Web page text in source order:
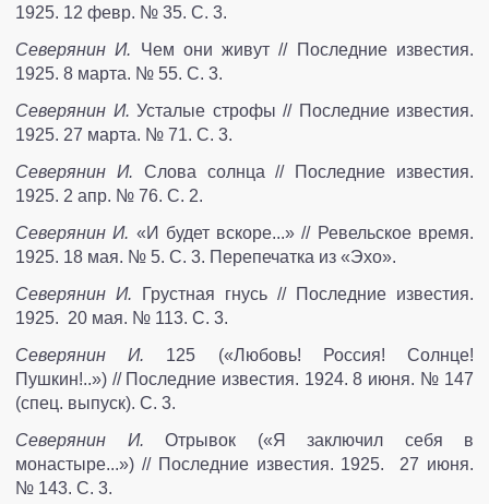
1925. 12 февр. № 35. С. 3.
Северянин И. Чем они живут // Последние известия.
1925. 8 марта. № 55. С. 3.
Северянин И. Усталые строфы // Последние известия.
1925. 27 марта. № 71. С. 3.
Северянин И. Слова солнца // Последние известия.
1925. 2 апр. № 76. С. 2.
Северянин И. «И будет вскоре...» // Ревельское время.
1925. 18 мая. № 5. С. 3. Перепечатка из «Эхо».
Северянин И. Грустная гнусь // Последние известия.
1925. 20 мая. № 113. С. 3.
Северянин И. 125 («Любовь! Россия! Солнце!
Пушкин!..») // Последние известия. 1924. 8 июня. № 147
(спец. выпуск). С. 3.
Северянин И. Отрывок («Я заключил себя в
монастыре...») // Последние известия. 1925. 27 июня.
№ 143. С. 3.